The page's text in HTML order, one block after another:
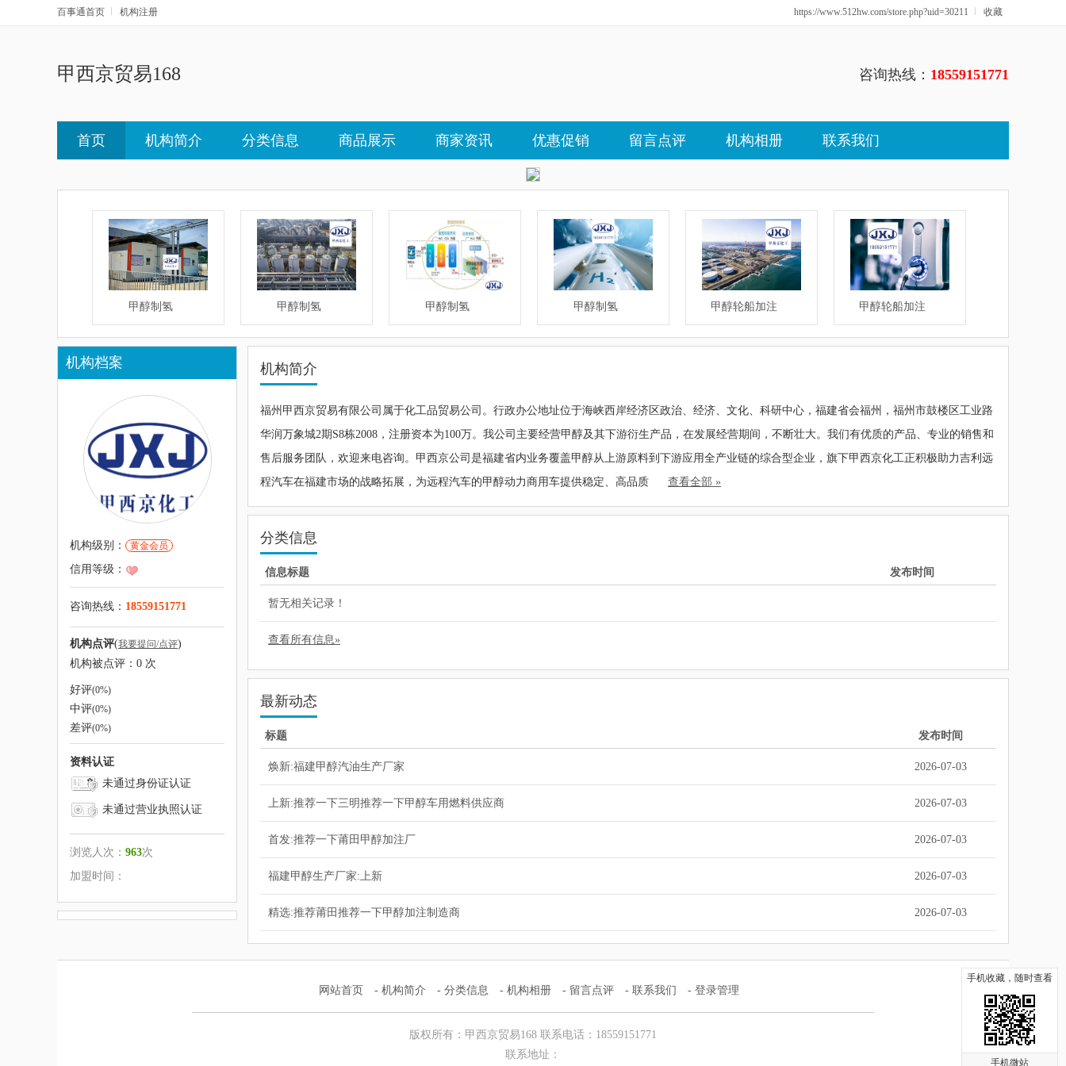
百事通首页 机构注册 收藏
https://www.512hw.com/store.php?uid=30211
甲西京贸易168 咨询热线： 18559151771
首页 机构简介 分类信息 商品展示 商家资讯 优惠促销 留言点评 机构相册 联系我们
甲醇制氢 甲醇制氢 甲醇制氢 甲醇制氢 甲醇轮船加注 甲醇轮船加注
机构档案
机构级别： 黄金会员
信用等级：
咨询热线： 18559151771
机构点评(我要提问/点评)
机构被点评： 0 次
好评(0%)
中评(0%)
差评(0%)
资料认证
未通过身份证认证
未通过营业执照认证
浏览人次： 963次
加盟时间：
机构简介
福州甲西京贸易有限公司属于化工品贸易公司。行政办公地址位于海峡西岸经济区政治、经济、文化、科研中心，福建省会福州，福州市鼓楼区工业路
华润万象城2期S8栋2008，注册资本为100万。我公司主要经营甲醇及其下游衍生产品，在发展经营期间，不断壮大。我们有优质的产品、专业的销售和
售后服务团队，欢迎来电咨询。甲西京公司是福建省内业务覆盖甲醇从上游原料到下游应用全产业链的综合型企业，旗下甲西京化工正积极助力吉利远
程汽车在福建市场的战略拓展，为远程汽车的甲醇动力商用车提供稳定、高品质
查看全部 »
分类信息
信息标题 发布时间
暂无相关记录！
查看所有信息»
最新动态
标题 发布时间
焕新:福建甲醇汽油生产厂家 2026-07-03
上新:推荐一下三明推荐一下甲醇车用燃料供应商 2026-07-03
首发:推荐一下莆田甲醇加注厂 2026-07-03
福建甲醇生产厂家:上新 2026-07-03
精选:推荐莆田推荐一下甲醇加注制造商 2026-07-03
网站首页 - 机构简介 - 分类信息 - 机构相册 - 留言点评 - 联系我们 - 登录管理
版权所有：甲西京贸易168 联系电话：18559151771
联系地址：
手机收藏，随时查看
手机微站